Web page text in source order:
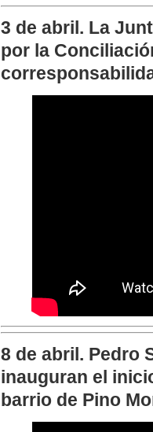
3 de abril. La
por la
8 de abril. Pedro
inauguran el
barrio de Pino